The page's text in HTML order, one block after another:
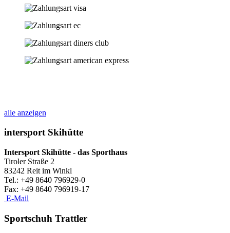
alle anzeigen
intersport Skihütte
Intersport Skihütte - das Sporthaus
Tiroler Straße 2
83242 Reit im Winkl
Tel.: +49 8640 796929-0
​Fax: +49 8640 796919-17
E-Mail
Sportschuh Trattler